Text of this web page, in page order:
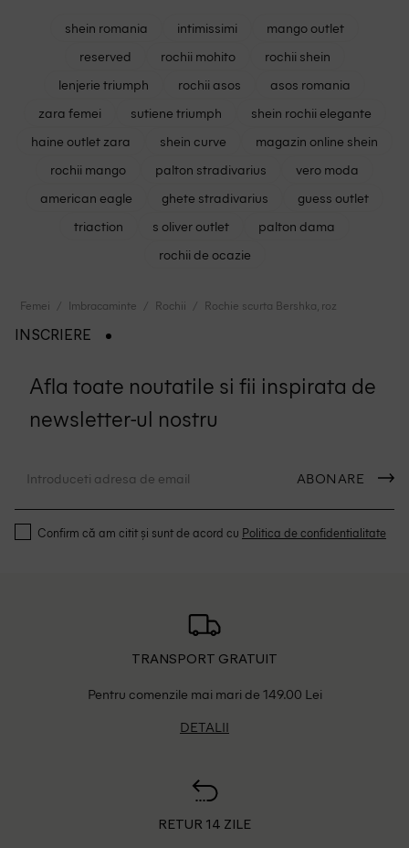
shein romania intimissimi
mango outlet
reserved
rochii mohito
rochii shein
lenjerie triumph
rochii asos
asos romania
zara femei
sutiene triumph
shein rochii elegante
haine outlet zara
shein curve
magazin online shein
rochii mango
palton stradivarius
vero moda
american eagle
ghete stradivarius
guess outlet
triaction
s oliver outlet
palton dama
rochii de ocazie
Femei Imbracaminte Rochii Rochie scurta Bershka, roz
INSCRIERE
Afla toate noutatile si fii inspirata de
newsletter-ul nostru
ABONARE
Confirm că am citit și sunt de acord cu Politica de confidentialitate
TRANSPORT GRATUIT
Pentru comenzile mai mari de 149.00 Lei
DETALII
RETUR 14 ZILE